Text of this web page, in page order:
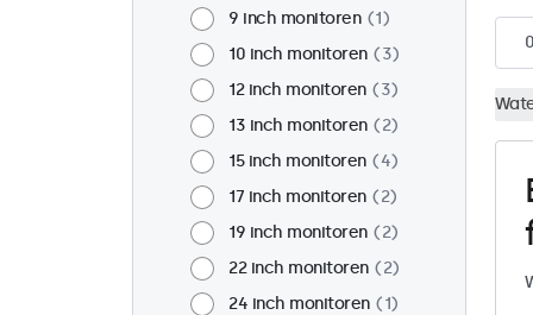
9 inch monitoren
1
10 inch monitoren
3
12 inch monitoren
3
13 inch monitoren
2
15 inch monitoren
4
17 inch monitoren
2
19 inch monitoren
2
22 inch monitoren
2
24 inch monitoren
1
0